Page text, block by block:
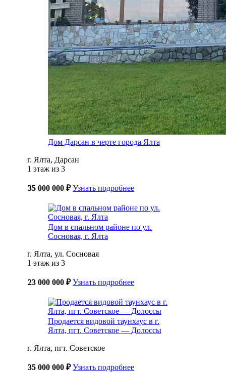
Дом Дарсан в черте города Ялта
г. Ялта, Дарсан
1 этаж из 3
35 000 000 ₽ Узнать подробнее
Дом в спальном районе по ул.
Сосновая, г. Ялта
г. Ялта, ул. Сосновая
1 этаж из 3
23 000 000 ₽ Узнать подробнее
Продается видовой таунхаус в г.
Ялта, пгт. Советское — Долоссы
г. Ялта, пгт. Советское
35 000 000 ₽ Узнать подробнее